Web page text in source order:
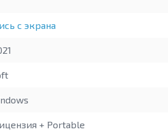
с экрана
+ Portable